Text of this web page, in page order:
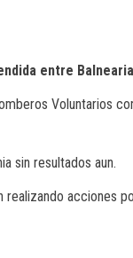
entre
Voluntarios
sin resultados aun.
acciones